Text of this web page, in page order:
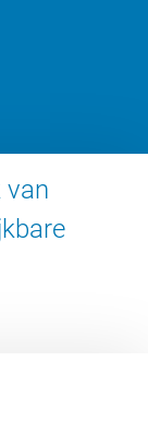
van